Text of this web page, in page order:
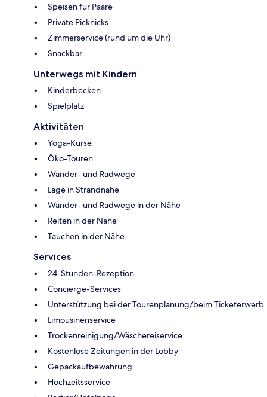
Speisen für Paare
Private Picknicks
Zimmerservice (rund um die Uhr)
Snackbar
Unterwegs mit Kindern
Kinderbecken
Spielplatz
Aktivitäten
Yoga-Kurse
Öko-Touren
Wander- und Radwege
Lage in Strandnähe
Wander- und Radwege in der Nähe
Reiten in der Nähe
Tauchen in der Nähe
Services
24-Stunden-Rezeption
Concierge-Services
Unterstützung bei der Tourenplanung/beim Ticketerwerb
Limousinenservice
Trockenreinigung/Wäschereiservice
Kostenlose Zeitungen in der Lobby
Gepäckaufbewahrung
Hochzeitsservice